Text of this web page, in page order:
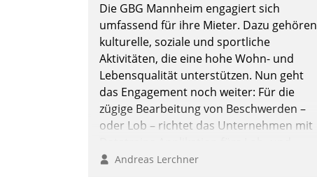
Die GBG Mannheim engagiert sich
umfassend für ihre Mieter. Dazu gehören
kulturelle, soziale und sportliche
Aktivitäten, die eine hohe Wohn- und
Lebensqualität unterstützen. Nun geht
das Engagement noch weiter: Für die
zügige Bearbeitung von Beschwerden –
oder Lob – richtet das Unternehmen mit
Beschwerde-Management einen eigenen
Andreas Lerchner